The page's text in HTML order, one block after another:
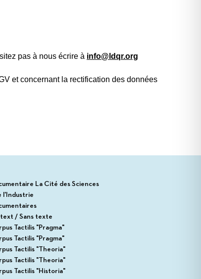
pas à nous écrire à info@ldqr.org
et concernant la rectification des données
La Cité des Sciences
l'Industrie
text / Sans texte
Tactilis "Pragma"
Tactilis "Pragma"
Tactilis "Theoria"
Tactilis "Theoria"
Tactilis "Historia"